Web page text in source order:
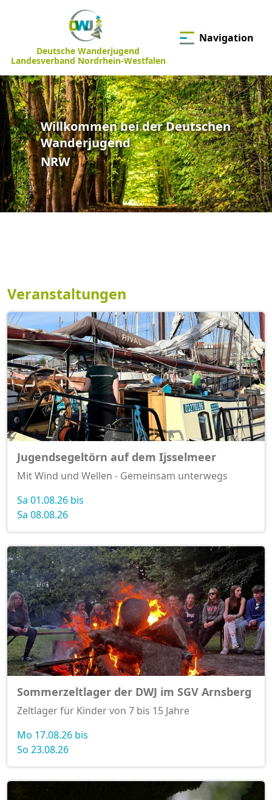
Deutsche Wanderjugend
Landesverband Nordrhein-Westfalen
Navigation
Willkommen bei der Deutschen
Wanderjugend
NRW
Veranstaltungen
Jugendsegeltörn auf dem Ijsselmeer
Mit Wind und Wellen - Gemeinsam unterwegs
Sa 01.08.26 bis
Sa 08.08.26
Sommerzeltlager der DWJ im SGV Arnsberg
Zeltlager für Kinder von 7 bis 15 Jahre
Mo 17.08.26 bis
So 23.08.26